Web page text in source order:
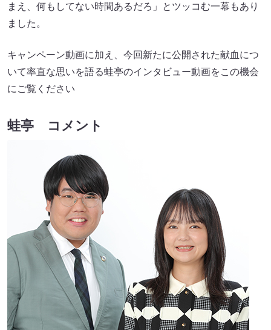
まえ、何もしてない時間あるだろ」とツッコむ一幕もあり
ました。
キャンペーン動画に加え、今回新たに公開された献血につ
いて率直な思いを語る蛙亭のインタビュー動画をこの機会
にご覧ください
蛙亭 コメント